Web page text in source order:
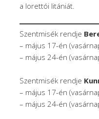
a lorettói litániát.
Szentmisék rendje
– május 17-én
– május 24-én
Szentmisék rendje
– május 17-én
– május 24-én